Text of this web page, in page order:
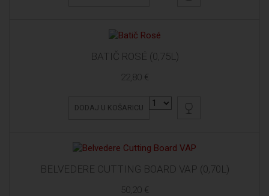
BATIČ ROSÉ (0,75L)
22,80 €
DODAJ U KOŠARICU
BELVEDERE CUTTING BOARD VAP (0,70L)
50,20 €